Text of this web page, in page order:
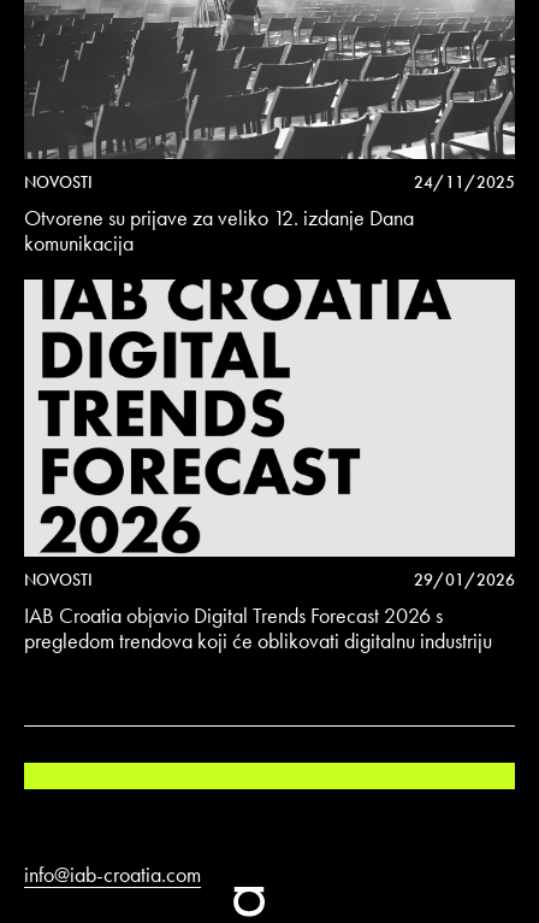
NOVOSTI 24/11/2025
Otvorene su prijave za veliko 12. izdanje Dana
komunikacija
NOVOSTI 29/01/2026
IAB Croatia objavio Digital Trends Forecast 2026 s
pregledom trendova koji će oblikovati digitalnu industriju
info@iab-croatia.com